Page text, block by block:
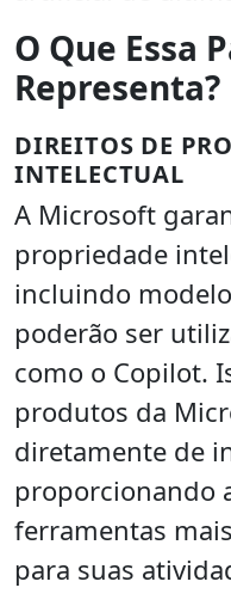
O Que Essa
Representa?
DIREITOS DE
INTELECTUAL
A Microsoft
propriedade
incluindo
poderão ser
como o Copilot.
produtos da
diretamente de
proporcionando
ferramentas
para suas